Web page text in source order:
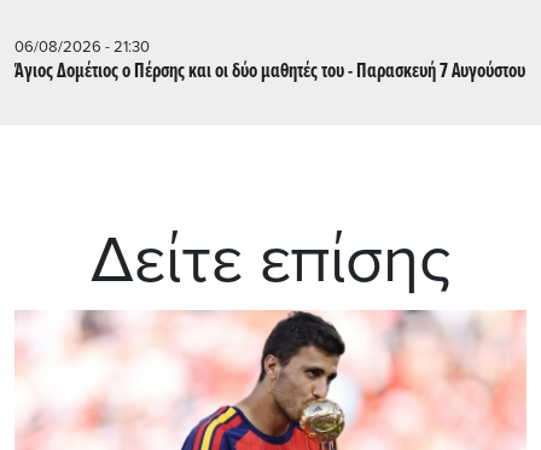
06/08/2026 - 21:30
Άγιος Δομέτιος ο Πέρσης και οι δύο μαθητές του - Παρασκευή 7 Αυγούστου
Δείτε επίσης